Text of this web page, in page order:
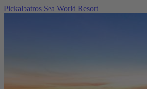
Pickalbatros Sea World Resort